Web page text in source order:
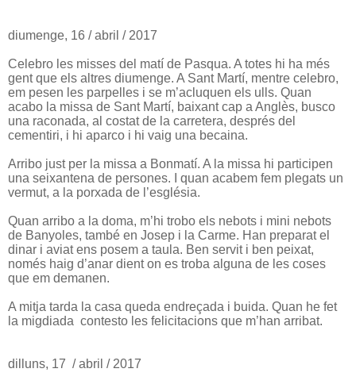
diumenge, 16 / abril / 2017
Celebro les misses del matí de Pasqua. A totes hi ha més
gent que els altres diumenge. A Sant Martí, mentre celebro,
em pesen les parpelles i se m’acluquen els ulls. Quan
acabo la missa de Sant Martí, baixant cap a Anglès, busco
una raconada, al costat de la carretera, després del
cementiri, i hi aparco i hi vaig una becaina.
Arribo just per la missa a Bonmatí. A la missa hi participen
una seixantena de persones. I quan acabem fem plegats un
vermut, a la porxada de l’església.
Quan arribo a la doma, m’hi trobo els nebots i mini nebots
de Banyoles, també en Josep i la Carme. Han preparat el
dinar i aviat ens posem a taula. Ben servit i ben peixat,
només haig d’anar dient on es troba alguna de les coses
que em demanen.
A mitja tarda la casa queda endreçada i buida. Quan he fet
la migdiada contesto les felicitacions que m’han arribat.
dilluns, 17 / abril / 2017